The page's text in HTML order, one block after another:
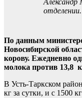
Александр
По данным
Новосибирской
корову. Ежедневно
молока против 13,8
В Усть-Таркском
кг за сутки, и с 1500